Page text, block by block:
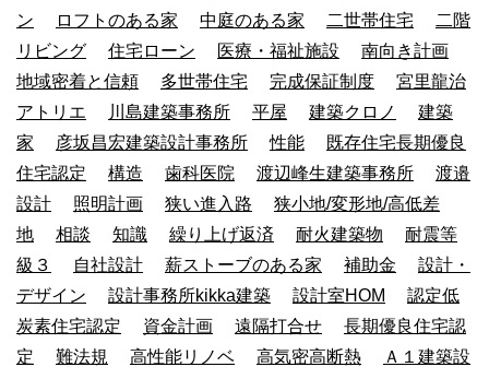
ン
ロフトのある家 中庭のある家 二世帯住宅
二階
リビング
住宅ローン 医療・福祉施設
南向き計画
地域密着と信頼
多世帯住宅 完成保証制度
宮里龍治
アトリエ
川島建築事務所 平屋 建築クロノ
建築
家
彦坂昌宏建築設計事務所 性能
既存住宅長期優良
住宅認定
構造 歯科医院 渡辺峰生建築事務所
渡邉
設計
照明計画 狭い進入路
狭小地/変形地/高低差
地
相談 知識 繰り上げ返済 耐火建築物
耐震等
級３
自社設計 薪ストーブのある家 補助金
設計・
デザイン
設計事務所kikka建築 設計室HOM
認定低
炭素住宅認定
資金計画 遠隔打合せ
長期優良住宅認
定
難法規 高性能リノベ 高気密高断熱
Ａ１建築設